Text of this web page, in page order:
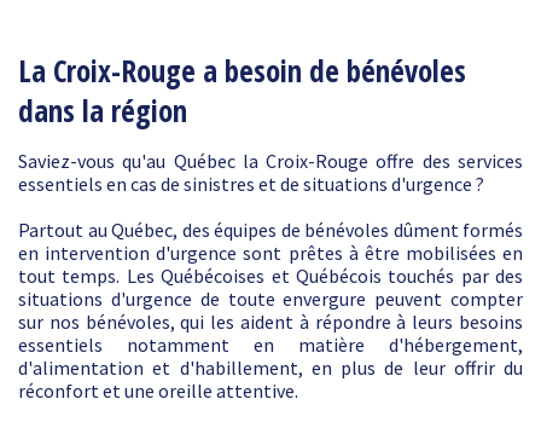
La Croix-Rouge a besoin de bénévoles
dans la région
Saviez-vous qu'au Québec la Croix-Rouge offre des services
essentiels en cas de sinistres et de situations d'urgence ?
Partout au Québec, des équipes de bénévoles dûment formés
en intervention d'urgence sont prêtes à être mobilisées en
tout temps. Les Québécoises et Québécois touchés par des
situations d'urgence de toute envergure peuvent compter
sur nos bénévoles, qui les aident à répondre à leurs besoins
essentiels notamment en matière d'hébergement,
d'alimentation et d'habillement, en plus de leur offrir du
réconfort et une oreille attentive.